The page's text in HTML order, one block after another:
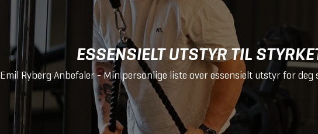
ESSENSIELT UTSTYR TIL
Emil Ryberg Anbefaler - Min personlige liste over essensielt utstyr for